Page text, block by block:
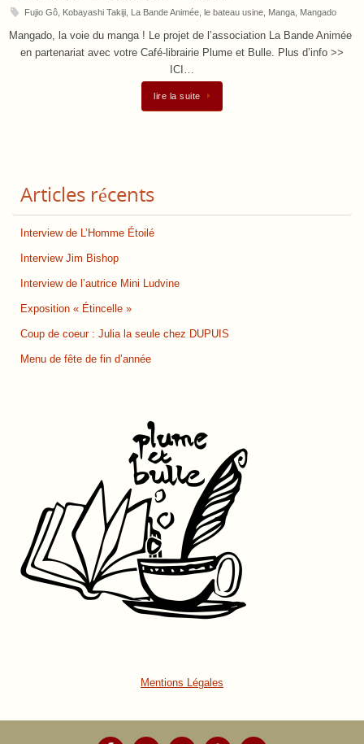
Fujio Gô, Kobayashi Takiji, La Bande Animée, le bateau usine, Manga, Mangado
Mangado, la voie du manga ! Le projet de l’association La Bande Animée
en partenariat avec votre Café-librairie Plume et Bulle. Plus d’info >>
ICI…
lire la suite
Articles récents
Interview de L’Homme Étoilé
Interview Jim Bishop
Interview de l’autrice Mini Ludvine
Exposition « Étincelle »
Coup de coeur : Julia la seule chez DUPUIS
Menu de fête de fin d’année
Mentions Légales